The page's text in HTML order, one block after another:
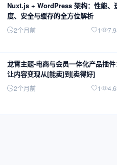
Nuxt.js + WordPress 架构：性能、
度、安全与缓存的全方位解析
2个月前 1
龙霄主题-电商与会员一体化产品插件
让内容变现从[能卖]到[卖得好]
2个月前 1